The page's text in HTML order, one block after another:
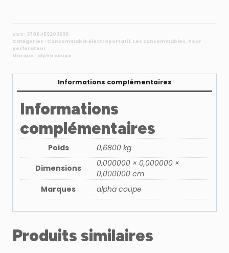
400mm
SDS
MAX
UGS : 3700459203690
Catégories : Consommable électroportatif, Les consommables, Pour
perforateur
Marque : alpha coupe
Informations complémentaires
Informations
complémentaires
Poids
0,6800 kg
Dimensions
0,000000 × 0,000000 ×
0,000000 cm
Marques
alpha coupe
Produits similaires